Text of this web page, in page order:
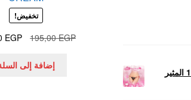
تخفيض!
195,00EGP
السعر
هو:
EGP
إضافة إلى